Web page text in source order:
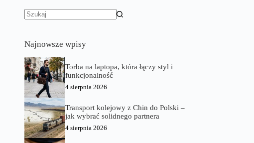
Najnowsze wpisy
Torba na laptopa, która łączy styl i
funkcjonalność
4 sierpnia 2026
Transport kolejowy z Chin do Polski –
jak wybrać solidnego partnera
4 sierpnia 2026